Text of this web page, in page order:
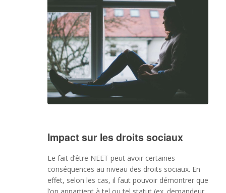
Impact sur les droits sociaux
Le fait d’être NEET peut avoir certaines
conséquences au niveau des droits sociaux. En
effet, selon les cas, il faut pouvoir démontrer que